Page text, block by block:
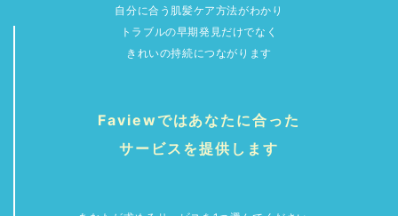
自分に合う肌髪ケア方法がわかり
トラブルの早期発見だけでなく
きれいの持続につながります
Faviewではあなたに合った
サービスを提供します